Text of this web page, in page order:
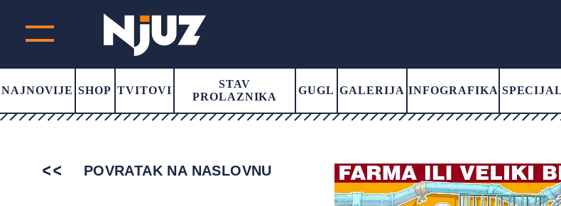
NAJNOVIJE SHOP TVITOVI
STAV
PROLAZNIKA
GUGL GALERIJA INFOGRAFIKA SPECIJAL
POVRATAK NA NASLOVNU